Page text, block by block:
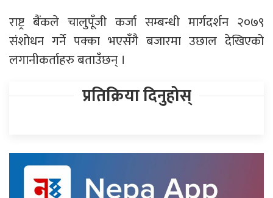
राष्ट्र बैंकले चालुपूँजी कर्जा सम्बन्धी मार्गदर्शन २०७९
संशोधन गर्ने पक्का भएसँगै बजारमा उछाल देखिएको
लगानीकर्ताहरु बताउँछन् ।
प्रतिक्रिया दिनुहोस्